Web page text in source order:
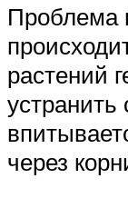
Проблема
растений
устранить
через